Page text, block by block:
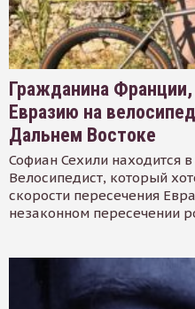
Гражданина
Евразию на
Дальнем Востоке
Софиан Сехили находится
Велосипедист, который
скорости пересечения
незаконном пересечении